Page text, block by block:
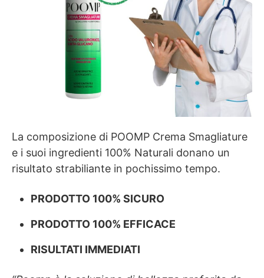
La composizione di POOMP Crema Smagliature
e i suoi ingredienti 100% Naturali donano un
risultato strabiliante in pochissimo tempo.
PRODOTTO 100% SICURO
PRODOTTO 100% EFFICACE
RISULTATI IMMEDIATI